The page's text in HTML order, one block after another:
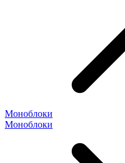
Моноблоки
Моноблоки